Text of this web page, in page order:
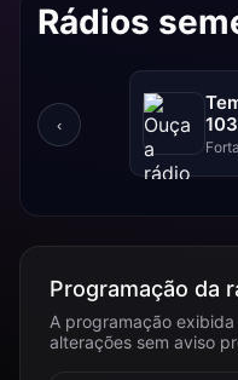
Rádios
‹
Programação da
A programação
alterações sem aviso